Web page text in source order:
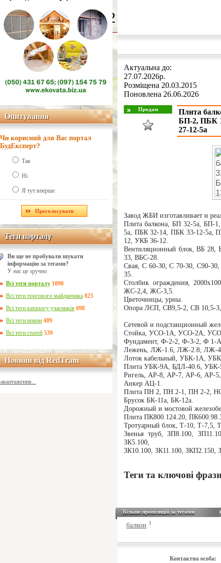
Line Number: 42
Опитування
Опитування
Чи корисний для Вас портал
БудЕксперт?
Так
Ні
Я тут вперше
Теги порталу
Теги порталу
Ви ще не пробували шукати
інформацію за тегами?
У нас це зручно
Всі теги порталу 1090
Всі теги торгового майданчика 825
Всі теги каталогу учасників 698
Всі теги новин 489
Всі теги статей 539
Новини від RedTram
Новини від RedTram
Актуальна до:
27.07.2026р.
Розміщена 20.03.2015
Поновлена 26.06.2026
Плита
БП-2, ПБК
27-12-5а
Завод ЖБИ изготавливает и
Плита балкона, БП 32-5а,
5а, ПБК 32-14, ПБК 33-12-5а,
12, УКБ 36-12.
Вентиляционный блок, ВБ
33, ВБС-28.
Свая, С 60-30, С 70-30, С90-
35.
Столбик ограждения,
ЖС-2,4, ЖС-3,5.
Цветочницы, урны.
Опора ЛЄП, СВ9,5-2, СВ 10,5-
Сетевой и подстанционный
Стойка, УСО-1А, УСО-2А,
Фундамент, Ф-2-2, Ф-3-2, Ф
Лежень, ЛЖ-1.6, ЛЖ-2.8, ЛЖ-
Лоток кабельный, УБК-1А,
Плита УБК-9А, БДЛ-40.6, УБК-
Ригель, АР-8, АР-7, АР-6, АР-
Анкер АЦ-1.
Плита ПН 2, ПН 2-1, ПН 2-2,
Брусок БК-11а, БК-12а.
Дорожный и мостовой
Плита ПК800.124.20,
Тротуарный блок, Т-10, Т-7,5,
Звенья труб, ЗП8.100,
ЗК5.100,
ЗК10.100, ЗК11.100, ЗКП2.150,
Теги та ключові
Більше пропозицій за тегами
балкон 1
Контактна особа: